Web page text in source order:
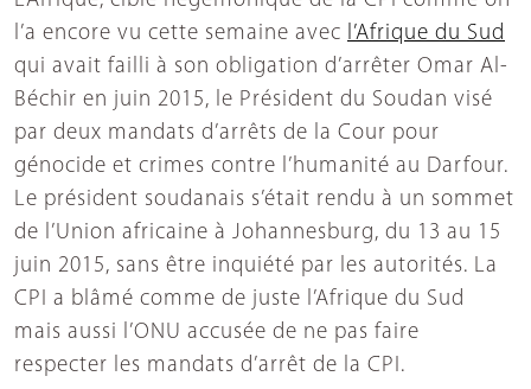
l’a encore vu cette semaine avec l’Afrique du Sud
qui avait failli à son obligation d’arrêter Omar Al-
Béchir en juin 2015, le Président du Soudan visé
par deux mandats d’arrêts de la Cour pour
génocide et crimes contre l’humanité au Darfour.
Le président soudanais s’était rendu à un sommet
de l’Union africaine à Johannesburg, du 13 au 15
juin 2015, sans être inquiété par les autorités. La
CPI a blâmé comme de juste l’Afrique du Sud
mais aussi l’ONU accusée de ne pas faire
respecter les mandats d’arrêt de la CPI.